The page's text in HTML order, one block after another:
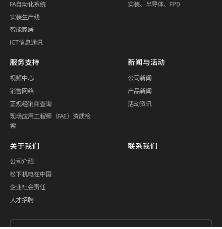
FA自动化系统
实装生产线
智能家居
ICT信息通讯
实装、半导体、FPD
服务支持
视频中心
销售网络
正规经销商查询
现场应用工程师（FAE）资质检
索
新闻与活动
公司新闻
产品新闻
活动资讯
关于我们
公司介绍
松下机电在中国
企业社会责任
人才招聘
联系我们